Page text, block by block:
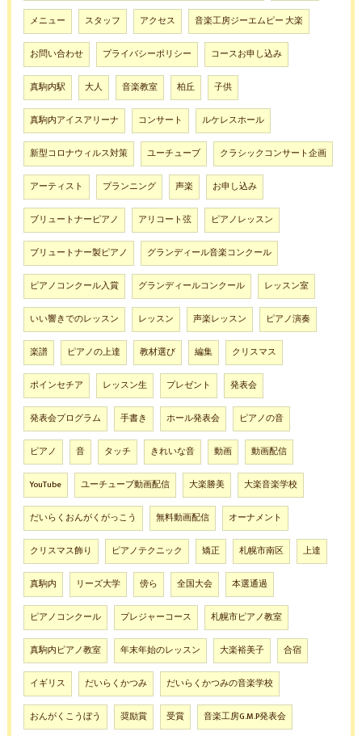
メニュー スタッフ アクセス 音楽工房ジーエムピー 大楽
お問い合わせ プライバシーポリシー コースお申し込み
真駒内駅 大人 音楽教室 柏丘 子供
真駒内アイスアリーナ コンサート ルケレスホール
新型コロナウィルス対策 ユーチューブ クラシックコンサート企画
アーティスト プランニング 声楽 お申し込み
ブリュートナーピアノ アリコート弦 ピアノレッスン
ブリュートナー製ピアノ グランディール音楽コンクール
ピアノコンクール入賞 グランディールコンクール レッスン室
いい響きでのレッスン レッスン 声楽レッスン ピアノ演奏
楽譜 ピアノの上達 教材選び 編集 クリスマス
ポインセチア レッスン生 プレゼント 発表会
発表会プログラム 手書き ホール発表会 ピアノの音
ピアノ 音 タッチ きれいな音 動画 動画配信
YouTube ユーチューブ動画配信 大楽勝美 大楽音楽学校
だいらくおんがくがっこう 無料動画配信 オーナメント
クリスマス飾り ピアノテクニック 矯正 札幌市南区 上達
真駒内 リーズ大学 傍ら 全国大会 本選通過
ピアノコンクール プレジャーコース 札幌市ピアノ教室
真駒内ピアノ教室 年末年始のレッスン 大楽裕美子 合宿
イギリス だいらくかつみ だいらくかつみの音楽学校
おんがくこうぼう 奨励賞 受賞 音楽工房G.M.P発表会